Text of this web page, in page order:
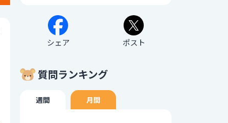
シェア ポスト
質問ランキング
週間 月間